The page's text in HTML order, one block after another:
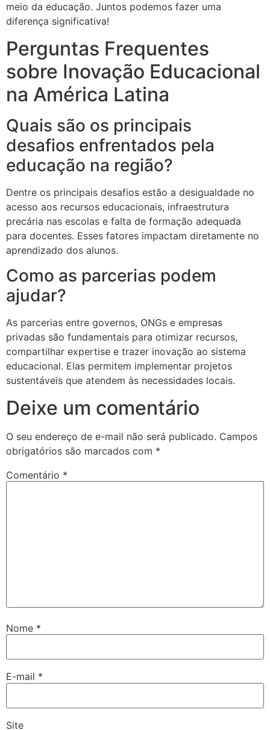
meio da educação. Juntos podemos fazer uma
diferença significativa!
Perguntas Frequentes
sobre Inovação Educacional
na América Latina
Quais são os principais
desafios enfrentados pela
educação na região?
Dentre os principais desafios estão a desigualdade no
acesso aos recursos educacionais, infraestrutura
precária nas escolas e falta de formação adequada
para docentes. Esses fatores impactam diretamente no
aprendizado dos alunos.
Como as parcerias podem
ajudar?
As parcerias entre governos, ONGs e empresas
privadas são fundamentais para otimizar recursos,
compartilhar expertise e trazer inovação ao sistema
educacional. Elas permitem implementar projetos
sustentáveis que atendem às necessidades locais.
Deixe um comentário
O seu endereço de e-mail não será publicado. Campos
obrigatórios são marcados com *
Comentário *
Nome *
E-mail *
Site